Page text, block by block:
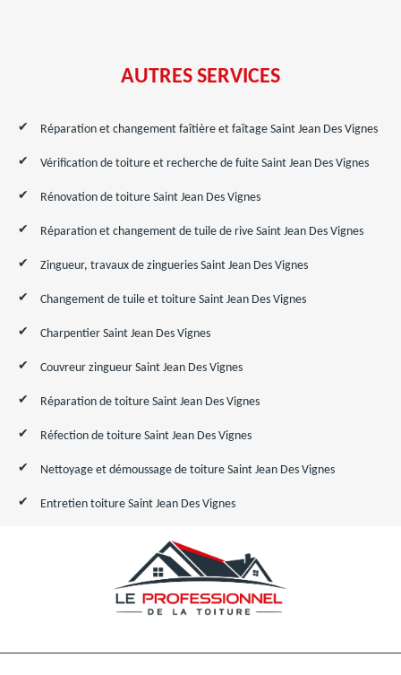
AUTRES SERVICES
Réparation et changement faîtière et faîtage Saint Jean Des Vignes
Vérification de toiture et recherche de fuite Saint Jean Des Vignes
Rénovation de toiture Saint Jean Des Vignes
Réparation et changement de tuile de rive Saint Jean Des Vignes
Zingueur, travaux de zingueries Saint Jean Des Vignes
Changement de tuile et toiture Saint Jean Des Vignes
Charpentier Saint Jean Des Vignes
Couvreur zingueur Saint Jean Des Vignes
Réparation de toiture Saint Jean Des Vignes
Réfection de toiture Saint Jean Des Vignes
Nettoyage et démoussage de toiture Saint Jean Des Vignes
Entretien toiture Saint Jean Des Vignes